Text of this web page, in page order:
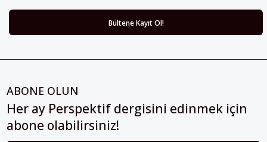
ABONE OLUN
Her ay Perspektif dergisini edinmek için
abone olabilirsiniz!